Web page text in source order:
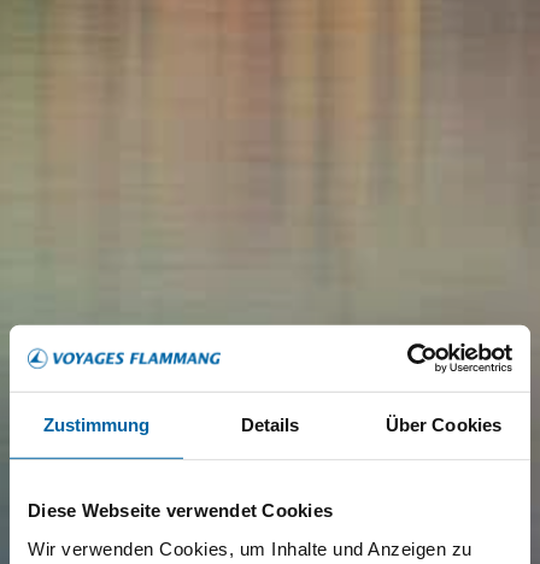
Zustimmung Details Über Cookies
Diese Webseite verwendet Cookies
Wir verwenden Cookies, um Inhalte und Anzeigen zu